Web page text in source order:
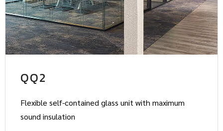
QQ2
Flexible self-contained glass unit with maximum
sound insulation